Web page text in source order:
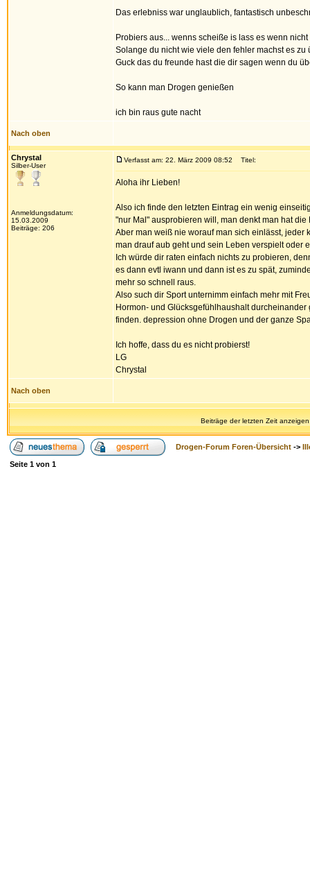
Das erlebniss war unglaublich, fantastisch
Probiers aus... wenns scheiße is lass es wenn
Solange du nicht wie viele den fehler machst es zu
Guck das du freunde hast die dir sagen wenn du
So kann man Drogen genießen
ich bin raus gute nacht
Nach oben
Chrystal
Silber-User
Anmeldungsdatum:
15.03.2009
Beiträge: 206
Verfasst am: 22. März 2009 08:52 Titel:
Aloha ihr Lieben!
Also ich finde den letzten Eintrag ein wenig
"nur Mal" ausprobieren will, man denkt man hat
Aber man weiß nie worauf man sich einlässt, jeder
man drauf aub geht und sein Leben verspielt oder
Ich würde dir raten einfach nichts zu probieren,
es dann evtl iwann und dann ist es zu spät,
mehr so schnell raus.
Also such dir Sport unternimm einfach mehr mit
Hormon- und Glücksgefühlhaushalt
finden. depression ohne Drogen und der ganze
Ich hoffe, dass du es nicht probierst!
LG
Chrystal
Nach oben
Beiträge der letzten Zeit
Drogen-Forum Foren-Übersicht ->
Seite 1 von 1